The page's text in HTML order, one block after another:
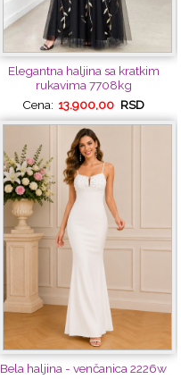
Elegantna haljina sa kratkim
rukavima 7708kg
Cena: 13.900,00 RSD
Bela haljina - venčanica 2226w